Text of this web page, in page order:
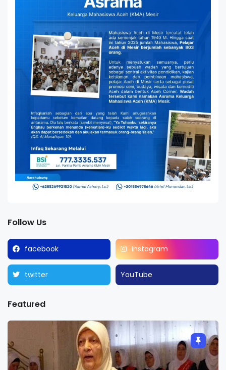
Follow Us
facebook instagram
twitter YouTube
Featured